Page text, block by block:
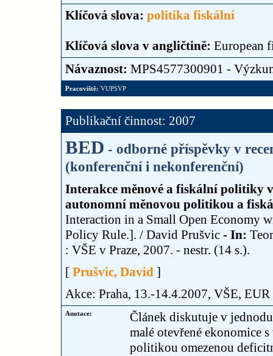
Klíčová slova: politika fiskální
Klíčová slova v angličtině: European
Návaznost: MPS4577300901 -
Pracoviště: VUPSVP
Publikační činnost: 2007
BED - odborné příspěvky v
(konferenční i nekonferenční)
Interakce měnové a fiskální politiky
autonomní měnovou politikou a
Interaction in a Small Open Economy
Policy Rule.]. / David Prušvic - In:
: VŠE v Praze, 2007. - nestr. (14 s.).
[ Prušvic, David ]
Akce: Praha, 13.-14.4.2007, VŠE, EUR
Anotace:
Článek diskutuje v
malé otevřené ekonomice
politikou omezenou